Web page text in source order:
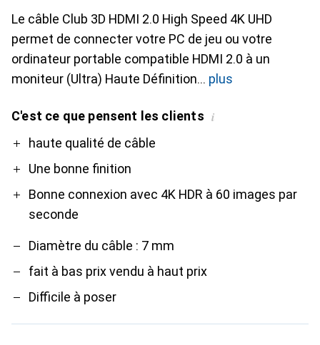
Le câble Club 3D HDMI 2.0 High Speed 4K UHD
permet de connecter votre PC de jeu ou votre
ordinateur portable compatible HDMI 2.0 à un
moniteur (Ultra) Haute Définition
plus
C'est ce que pensent les clients i
Prohaute qualité de câble
Une bonne finition
Bonne connexion avec 4K HDR à 60 images par
seconde
Contre
Diamètre du câble : 7 mm
fait à bas prix vendu à haut prix
Difficile à poser